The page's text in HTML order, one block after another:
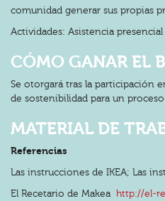
comunidad generar sus propias
Actividades: Asistencia presencial
CÓMO GANAR EL
Se otorgará tras la participación
de sostenibilidad para un
MATERIAL DE
Referencias
Las instrucciones de IKEA; Las
El Recetario de Makea http://el-